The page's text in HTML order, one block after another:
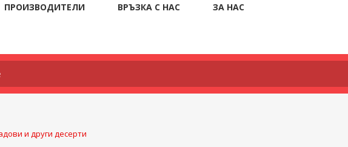
ПРОИЗВОДИТЕЛИ ВРЪЗКА С НАС ЗА НАС
и други десерти